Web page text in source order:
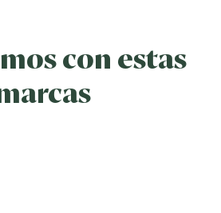
con estas